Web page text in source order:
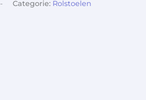
Categorie: Rolstoelen